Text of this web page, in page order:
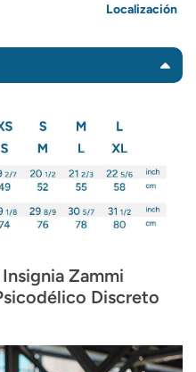
Localización
Zammi
Discreto